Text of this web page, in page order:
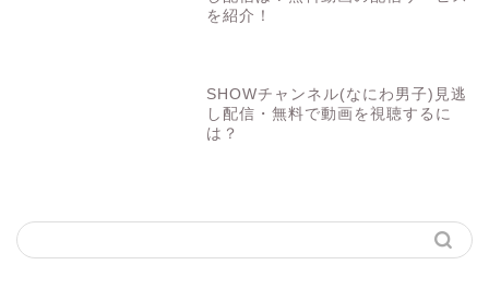
を紹介！
SHOWチャンネル(なにわ男子)見逃
し配信・無料で動画を視聴するに
は？